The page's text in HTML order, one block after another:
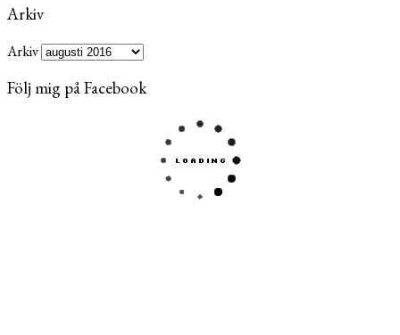
Arkiv
Arkiv
Följ mig på Facebook